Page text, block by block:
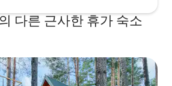
다른 근사한 휴가 숙소